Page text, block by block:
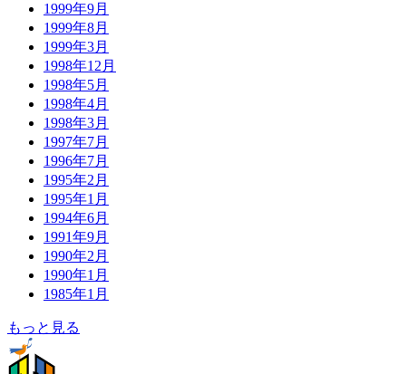
1999年9月
1999年8月
1999年3月
1998年12月
1998年5月
1998年4月
1998年3月
1997年7月
1996年7月
1995年2月
1995年1月
1994年6月
1991年9月
1990年2月
1990年1月
1985年1月
もっと見る